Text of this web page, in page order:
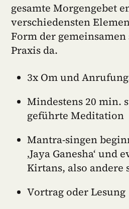
gesamte Morgengebet
verschiedensten
Form der
Praxis da.
3x Om und
Mindestens 20 min.
geführte Meditation
Mantra-singen
‚Jaya Ganesha‘ und
Kirtans, also
Vortrag oder Lesung